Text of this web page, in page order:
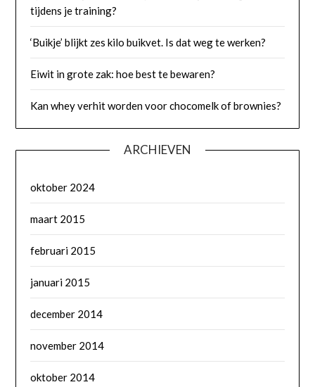
tijdens je training?
‘Buikje’ blijkt zes kilo buikvet. Is dat weg te werken?
Eiwit in grote zak: hoe best te bewaren?
Kan whey verhit worden voor chocomelk of brownies?
ARCHIEVEN
oktober 2024
maart 2015
februari 2015
januari 2015
december 2014
november 2014
oktober 2014